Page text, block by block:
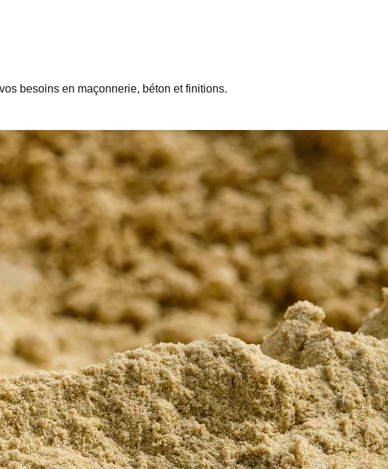
besoins en maçonnerie, béton et finitions.